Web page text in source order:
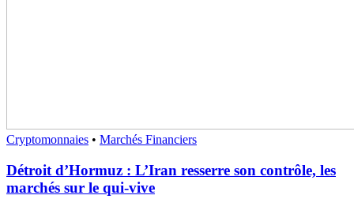
Cryptomonnaies • Marchés Financiers
Détroit d’Hormuz : L’Iran resserre son contrôle, les
marchés sur le qui-vive